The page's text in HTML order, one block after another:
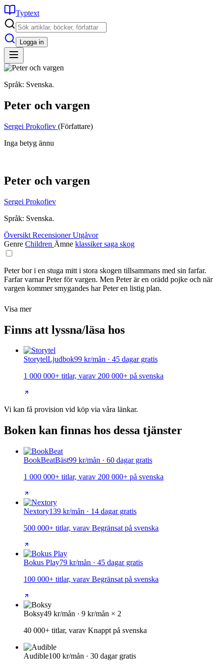
Typtext
Logga in
Språk: Svenska.
Peter och vargen
Sergei Prokofiev (Författare)
Inga betyg ännu
Peter och vargen
Sergei Prokofiev
Språk: Svenska.
Översikt RecensionerUtgåvor
Genre Children Ämne klassikersaga skog
Peter bor i en stuga mitt i stora skogen tillsammans med sin farfar.
Farfar varnar Peter för vargen. Men Peter är en orädd pojke och när
vargen kommer smygandes har Peter en listig plan.
Visa mer
Finns att lyssna/läsa hos
StorytelLjudbok99 kr/mån · 45 dagar gratis
1 000 000+ titlar, varav 200 000+ på svenska
Vi kan få provision vid köp via våra länkar.
Boken kan finnas hos dessa tjänster
BookBeatBäst99 kr/mån · 60 dagar gratis
1 000 000+ titlar, varav 200 000+ på svenska
Nextory139 kr/mån · 14 dagar gratis
500 000+ titlar, varav Begränsat på svenska
Bokus Play79 kr/mån · 45 dagar gratis
100 000+ titlar, varav Begränsat på svenska
Boksy49 kr/mån · 9 kr/mån × 2
40 000+ titlar, varav Knappt på svenska
Audible100 kr/mån · 30 dagar gratis